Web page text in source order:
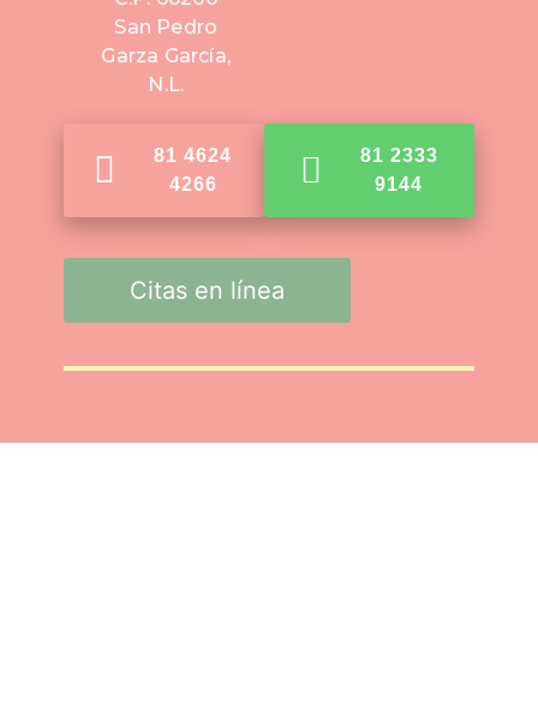
San Pedro
Garza García,
N.L.
81 4624
4266
81 2333
9144
Citas en línea